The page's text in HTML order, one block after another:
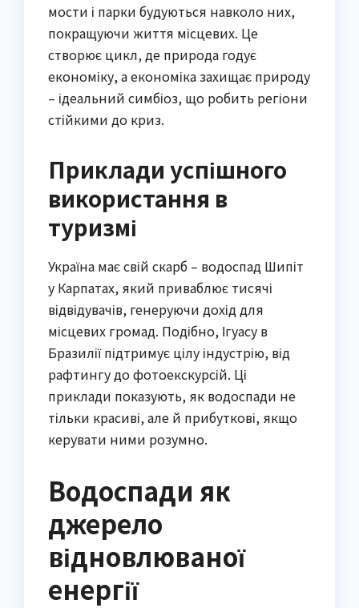
мости і парки будуються навколо них,
покращуючи життя місцевих. Це
створює цикл, де природа годує
економіку, а економіка захищає природу
– ідеальний симбіоз, що робить регіони
стійкими до криз.
Приклади успішного
використання в
туризмі
Україна має свій скарб – водоспад Шипіт
у Карпатах, який приваблює тисячі
відвідувачів, генеруючи дохід для
місцевих громад. Подібно, Ігуасу в
Бразилії підтримує цілу індустрію, від
рафтингу до фотоекскурсій. Ці
приклади показують, як водоспади не
тільки красиві, але й прибуткові, якщо
керувати ними розумно.
Водоспади як
джерело
відновлюваної
енергії